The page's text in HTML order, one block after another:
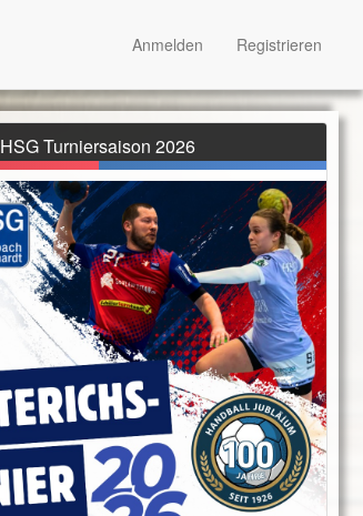
HSG Turniersaison 2026
Anmelden Registrieren